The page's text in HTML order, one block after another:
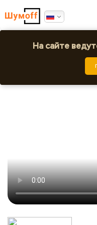
Ошибка поиска
Выбрать город или
Шумoff -
На сайте